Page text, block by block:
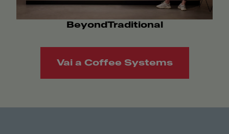
BeyondTraditional
Vai a Coffee Systems